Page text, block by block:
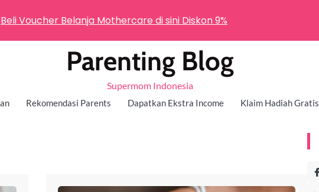
Parenting Blog
Supermom Indonesia
Rekomendasi Parents Dapatkan Ekstra Income Klaim Hadiah Gratis
Beli Voucher Belanja Mothercare di sini Diskon 9%